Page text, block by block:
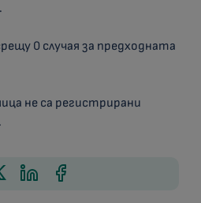
0 случая за предходната
не са регистрирани